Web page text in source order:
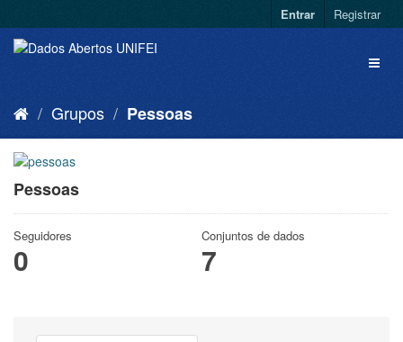
Entrar Registrar
Grupos Pessoas
Pessoas
Seguidores
0
Conjuntos de dados
7